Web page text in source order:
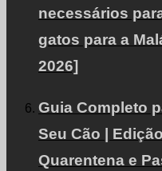
necessários
gatos para a
2026]
Guia Completo
Seu Cão |
Quarentena e
Este site é.
disseminação.
Nossos serviços e filosofia.